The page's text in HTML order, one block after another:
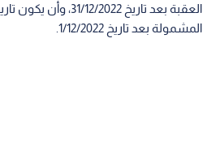
العقبة بعد تاريخ 31/12/
المشمولة بعد تاريخ 1/12/2022.